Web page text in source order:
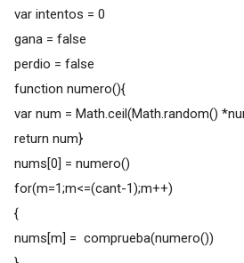
var intentos = 0
gana = false
perdio = false
function numero(){
var num = Math.ceil(Math.random()
return num}
nums[0] = numero()
for(m=1;m<=(cant-1);m++)
{
nums[m] = comprueba(numero())